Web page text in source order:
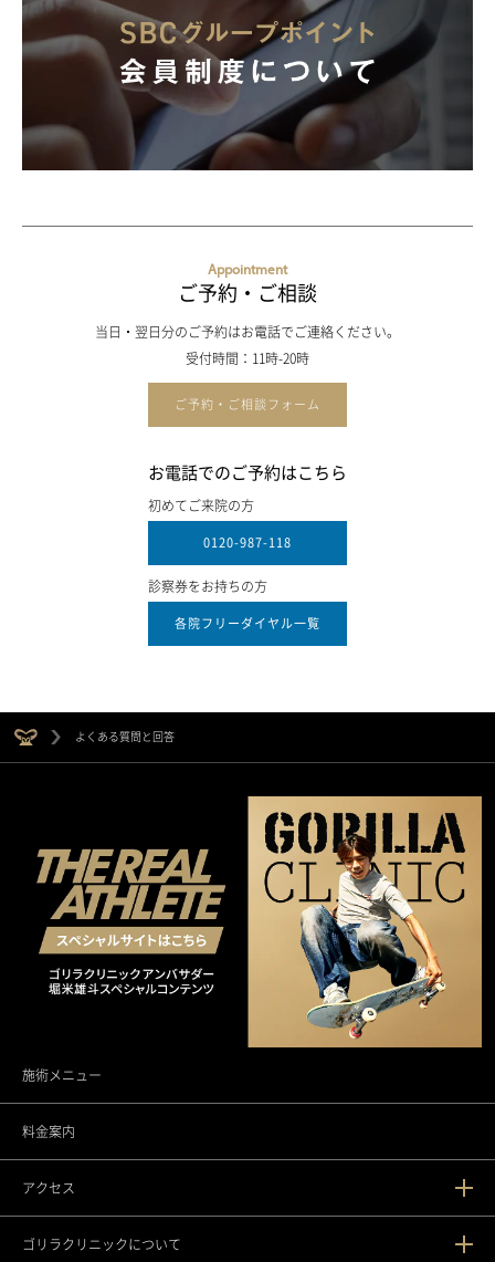
Appointment
ご予約・ご相談
当日・翌日分のご予約はお電話でご連絡ください。
受付時間：11時-20時
ご予約・ご相談フォーム
お電話でのご予約はこちら
初めてご来院の方
0120-987-118
診察券をお持ちの方
各院フリーダイヤル一覧
よくある質問と回答
施術メニュー
料金案内
アクセス
新宿本院
ゴリラクリニックについて